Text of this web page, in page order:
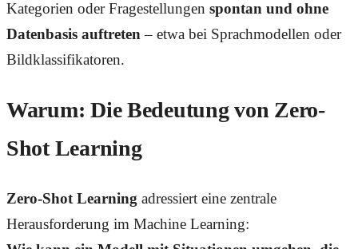
Kategorien oder Fragestellungen spontan und ohne
Datenbasis auftreten – etwa bei Sprachmodellen oder
Bildklassifikatoren.
Warum: Die Bedeutung von Zero-
Shot Learning
Zero-Shot Learning adressiert eine zentrale
Herausforderung im Machine Learning: